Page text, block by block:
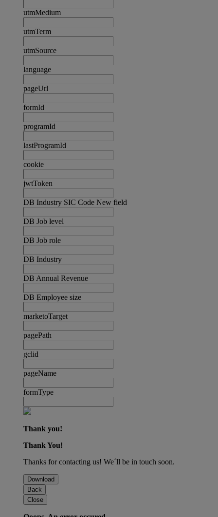
utmMedium
utmTerm
utmSource
language
pageUrl
formId
programId
lastProgramId
cookie
jwtToken
DB Industry SIC Code New field
DB Job level
DB Job role
DB Industry
DB Annual Revenue
DB Employee size
marketoTarget
pagePath
gclid
pageName
formType
Thank you!
Thank You!
Thanks for contacting us! We´ll be in touch soon.
Download
Back
Close